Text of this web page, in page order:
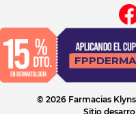
© 2026 Farmacias
Sitio